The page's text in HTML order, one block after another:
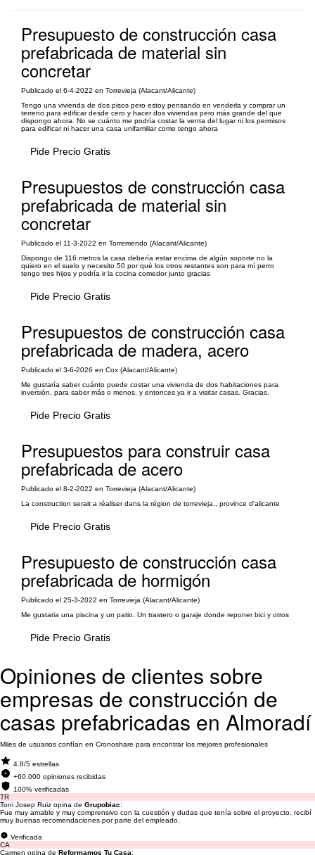
Presupuesto de construcción casa
prefabricada de material sin
concretar
Publicado el 6-4-2022 en Torrevieja (Alacant/Alicante)
Tengo una vivienda de dos pisos pero estoy pensando en venderla y comprar un
terreno para edificar desde cero y hacer dos viviendas pero más grande del que
dispongo ahora. No se cuánto me podría costar la venta del lugar ni los permisos
para edificar ni hacer una casa unifamiliar como tengo ahora
Pide Precio Gratis
Presupuestos de construcción casa
prefabricada de material sin
concretar
Publicado el 11-3-2022 en Torremendo (Alacant/Alicante)
Dispongo de 116 metros la casa debería estar encima de algún soporte no la
quiero en el suelo y necesito 50 por qué los otros restantes son para mí perro
tengo tres hijos y podría ir la cocina comedor junto gracias
Pide Precio Gratis
Presupuestos de construcción casa
prefabricada de madera, acero
Publicado el 3-6-2026 en Cox (Alacant/Alicante)
Me gustaría saber cuánto puede costar una vivienda de dos habitaciones para
inversión, para saber más o menos, y entonces ya ir a visitar casas. Gracias.
Pide Precio Gratis
Presupuestos para construir casa
prefabricada de acero
Publicado el 8-2-2022 en Torrevieja (Alacant/Alicante)
La construction serait a réaliser dans la région de torrevieja., province d'alicante
Pide Precio Gratis
Presupuesto de construcción casa
prefabricada de hormigón
Publicado el 25-3-2022 en Torrevieja (Alacant/Alicante)
Me gustaria una piscina y un patio. Un trastero o garaje donde reponer bici y otros
Pide Precio Gratis
Opiniones de clientes sobre
empresas de construcción de
casas prefabricadas en Almoradí
Miles de usuarios confían en Cronoshare para encontrar los mejores profesionales
4.8/5 estrellas
+60.000 opiniones recibidas
100% verificadas
TR
Toni Josep Ruiz opina de Grupobiac:
Fue muy amable y muy comprensivo con la cuestión y dudas que tenía sobre el proyecto. recibí
muy buenas recomendaciones por parte del empleado.
Verificada
CA
Carmen opina de Reformamos Tu Casa: